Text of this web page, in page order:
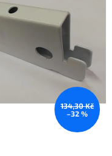
134,30 Kč
–32 %